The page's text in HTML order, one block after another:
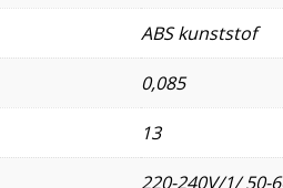
ABS kunststof
0,085
13
220-240V/1/ 50-